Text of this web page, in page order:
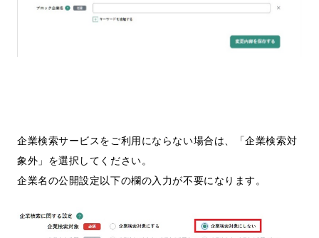
企業検索サービスをご利用にならない場合は、「企業検索対
象外」を選択してください。
企業名の公開設定以下の欄の入力が不要になります。